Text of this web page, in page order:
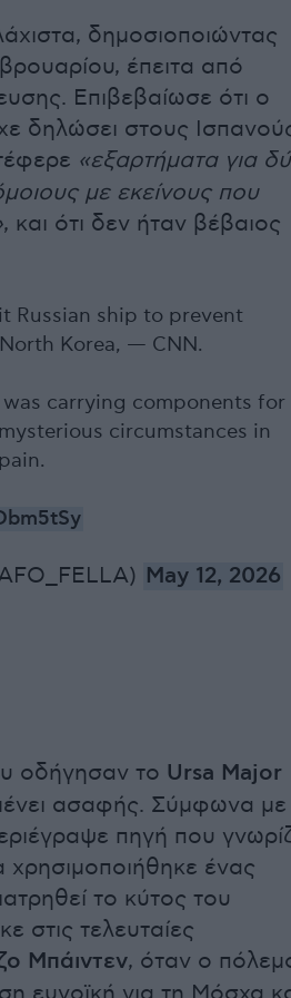
δημοσιοποιώντας
έπειτα από
Επιβεβαίωσε ότι ο
δηλώσει στους
«εξαρτήματα για
με εκείνους που
, και ότι δεν ήταν βέβαιος
ship to prevent
Korea, — CNN.
carrying components for
circumstances in
May 12, 2026
οδήγησαν το Ursa Major
ασαφής. Σύμφωνα με
πηγή που
χρησιμοποιήθηκε ένας
το κύτος του
στις τελευταίες
Μπάιντεν, όταν ο